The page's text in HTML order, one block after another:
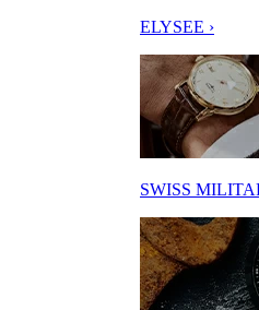
ELYSEE ›
SWISS